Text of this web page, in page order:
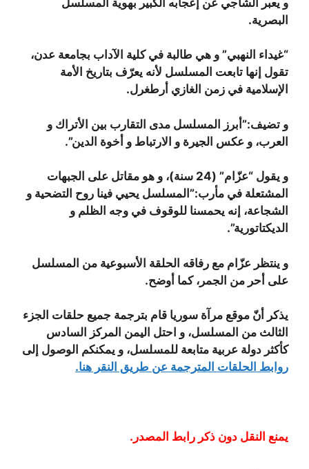
البصرية.
“غيداء النهبي” و هي طالبة في كلية الآداب بجامعة عدن،
تقول إنها تابعت المسلسل لأنه يعرّف بتاريخ الأمة
الإسلامية في زمن الغازي أرطغرل.
و تضيف:”أبرز المسلسل مدى التقارب بين الأتراك و
العرب، و عكس الجيرة و الارتباط و أخوة الدين”.
و يقول “عزّام” (24 سنة)، و هو مقاتل على الجبهات
المشتعلة في مأرب:”المسلسل يحيي فينا روح التضحية و
الشجاعة، إنه يحمسنا للوقوف في وجه الظلم و
الديكتاتورية”.
و ينتظر عزّام مع رفاقه الحلقة الأسبوعية من المسلسل
على أحر من الجمر، كما أوضح.
يذكر أنّ موقع مرآة سوريا قام بترجمة جميع حلقات الجزء
الثالث من المسلسل، و احتل اليمن المركز السادس
كأكثر دولة عربية متابعة للمسلسل، و يمكنكم الوصول إلى
روابط الحلقات المترجمة عن طريق النقر هنا.
يمنع النقل دون ذكر رابط المصدر.